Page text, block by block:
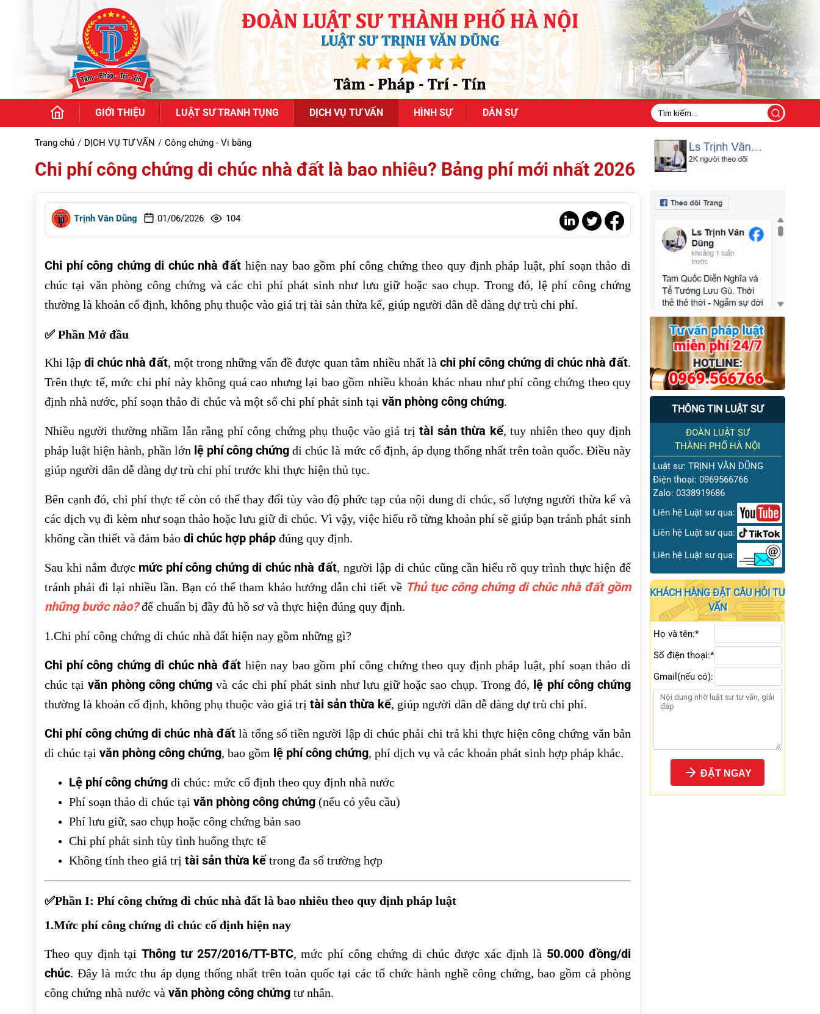
GIỚI THIỆU LUẬT SƯ TRANH TỤNG DỊCH VỤ TƯ VẤN HÌNH SỰ DÂN SỰ
Trang chủ DỊCH VỤ TƯ VẤN Công chứng - Vi bằng
Chi phí công chứng di chúc nhà đất là bao nhiêu? Bảng phí mới nhất 2026
Trịnh Văn Dũng 01/06/2026 104
Chi phí công chứng di chúc nhà đấthiện nay bao gồm phí công chứng theo quy định pháp luật, phí soạn thảo di
chúc tại văn phòng công chứng và các chi phí phát sinh như lưu giữ hoặc sao chụp. Trong đó, lệ phí công chứng
thường là khoản cố định, không phụ thuộc vào giá trị tài sản thừa kế, giúp người dân dễ dàng dự trù chi phí.
✅ Phần Mở đầu
Khi lậpdi chúc nhà đất, một trong những vấn đề được quan tâm nhiều nhất là chi phí công chứng di chúc nhà đất.
Trên thực tế, mức chi phí này không quá cao nhưng lại bao gồm nhiều khoản khác nhau như phí công chứng theo quy
định nhà nước, phí soạn thảo di chúc và một số chi phí phát sinh tại văn phòng công chứng.
Nhiều người thường nhầm lẫn rằng phí công chứng phụ thuộc vào giá trịtài sản thừa kế, tuy nhiên theo quy định
pháp luật hiện hành, phần lớn lệ phí công chứng di chúc là mức cố định, áp dụng thống nhất trên toàn quốc. Điều này
giúp người dân dễ dàng dự trù chi phí trước khi thực hiện thủ tục.
Bên cạnh đó, chi phí thực tế còn có thể thay đổi tùy vào độ phức tạp của nội dung di chúc, số lượng người thừa kế và
các dịch vụ đi kèm như soạn thảo hoặc lưu giữ di chúc. Vì vậy, việc hiểu rõ từng khoản phí sẽ giúp bạn tránh phát sinh
không cần thiết và đảm bảo di chúc hợp pháp đúng quy định.
Sau khi nắm được mức phí công chứng di chúc nhà đất, người lập di chúc cũng cần hiểu rõ quy trình thực hiện để
tránh phải đi lại nhiều lần. Bạn có thể tham khảo hướng dẫn chi tiết về Thủ tục công chứng di chúc nhà đất gồm
những bước nào?để chuẩn bị đầy đủ hồ sơ và thực hiện đúng quy định.
1.Chi phí công chứng di chúc nhà đất hiện nay gồm những gì?
Chi phí công chứng di chúc nhà đấthiện nay bao gồm phí công chứng theo quy định pháp luật, phí soạn thảo di
chúc tạivăn phòng công chứng và các chi phí phát sinh như lưu giữ hoặc sao chụp. Trong đó, lệ phí công chứng
thường là khoản cố định, không phụ thuộc vào giá trị tài sản thừa kế, giúp người dân dễ dàng dự trù chi phí.
Chi phí công chứng di chúc nhà đấtlà tổng số tiền người lập di chúc phải chi trả khi thực hiện công chứng văn bản
di chúc tại văn phòng công chứng, bao gồm lệ phí công chứng, phí dịch vụ và các khoản phát sinh hợp pháp khác.
Lệ phí công chứng di chúc: mức cố định theo quy định nhà nước
Phí soạn thảo di chúc tại văn phòng công chứng (nếu có yêu cầu)
Phí lưu giữ, sao chụp hoặc công chứng bản sao
Chi phí phát sinh tùy tình huống thực tế
Không tính theo giá trị tài sản thừa kế trong đa số trường hợp
✅Phần I: Phí công chứng di chúc nhà đất là bao nhiêu theo quy định pháp luật
1.Mức phí công chứng di chúc cố định hiện nay
Theo quy định tạiThông tư 257/2016/TT-BTC, mức phí công chứng di chúc được xác định là 50.000 đồng/di
chúc. Đây là mức thu áp dụng thống nhất trên toàn quốc tại các tổ chức hành nghề công chứng, bao gồm cả phòng
công chứng nhà nước và văn phòng công chứng tư nhân.
THÔNG TIN LUẬT SƯ
ĐOÀN LUẬT SƯ
THÀNH PHỐ HÀ NỘI
Luật sư: TRỊNH VĂN DŨNG
Điện thoại: 0969566766
Zalo: 0338919686
Liên hệ Luật sư qua:
Liên hệ Luật sư qua:
Liên hệ Luật sư qua:
KHÁCH HÀNG ĐẶT CÂU HỎI TƯ
VẤN
Họ và tên:*
Số điện thoại:*
Gmail(nếu có):
ĐẶT NGAY